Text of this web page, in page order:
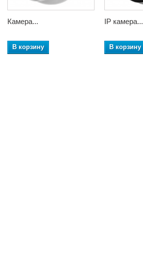
Камера...
В корзину
IP камера...
В корзину